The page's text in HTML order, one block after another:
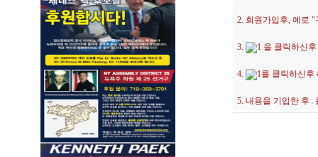
2. 회원가입후, 예로
3. 을 클릭하신
4. 를 클릭하신후
5. 내용을 기입한 후